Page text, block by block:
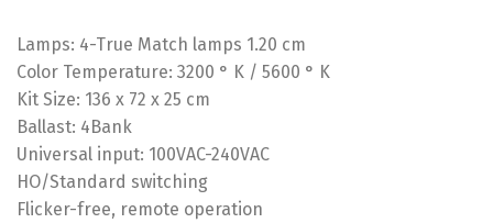
Lamps: 4-True Match lamps 1.20 cm
Color Temperature: 3200 ° K / 5600 ° K
Kit Size: 136 x 72 x 25 cm
Ballast: 4Bank
Universal input: 100VAC-240VAC
HO/Standard switching
Flicker-free, remote operation